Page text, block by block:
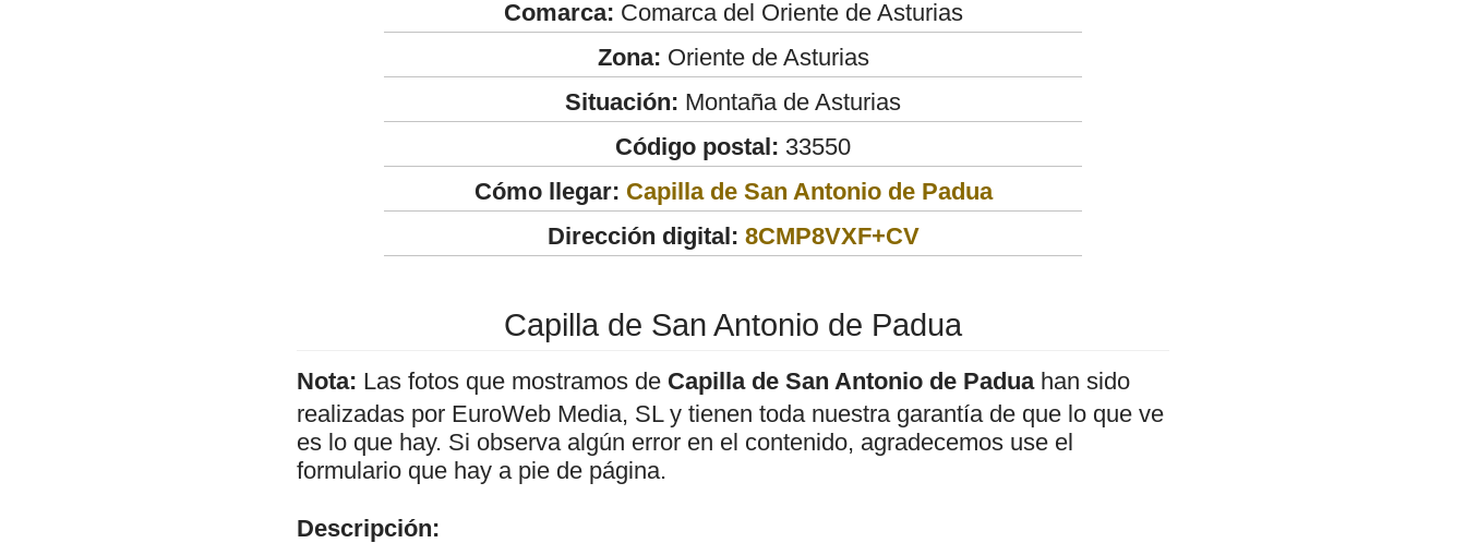
Comarca: Comarca del Oriente de Asturias
Zona: Oriente de Asturias
Situación: Montaña de Asturias
Código postal: 33550
Cómo llegar: Capilla de San Antonio de Padua
Dirección digital: 8CMP8VXF+CV
Capilla de San Antonio de Padua
Nota: Las fotos que mostramos de Capilla de San Antonio de Paduahan sido
realizadas por EuroWeb Media, SL y tienen toda nuestra garantía de que lo que ve
es lo que hay. Si observa algún error en el contenido, agradecemos use el
formulario que hay a pie de página.
Descripción: